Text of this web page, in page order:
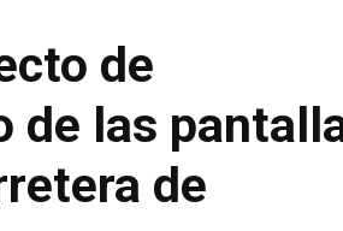
de
de las
de